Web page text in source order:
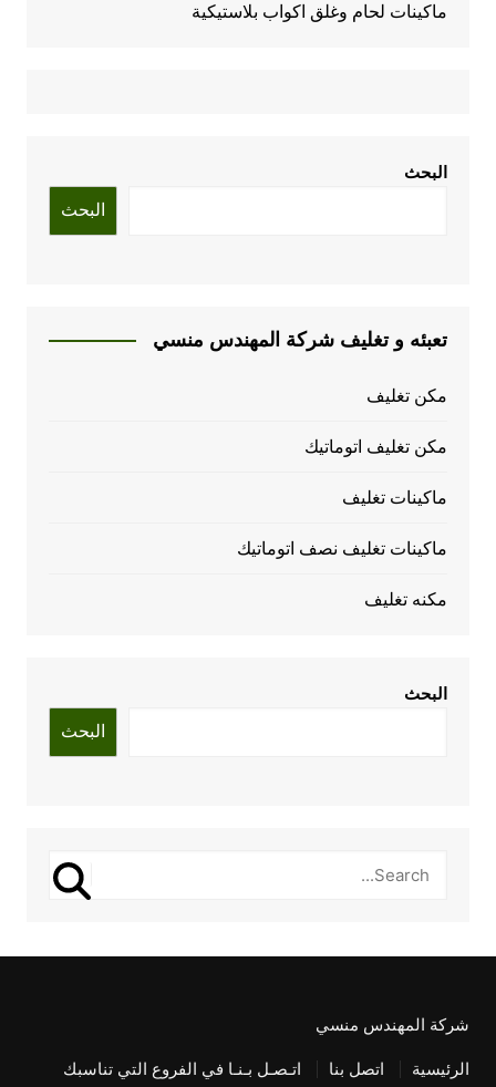
ماكينات لحام وغلق اكواب بلاستيكية
البحث
البحث
تعبئه و تغليف شركة المهندس منسي
مكن تغليف
مكن تغليف اتوماتيك
ماكينات تغليف
ماكينات تغليف نصف اتوماتيك
مكنه تغليف
البحث
البحث
شركة المهندس منسي
الرئيسية اتصل بنا اتـصـل بـنـا في الفروع التي تناسبك